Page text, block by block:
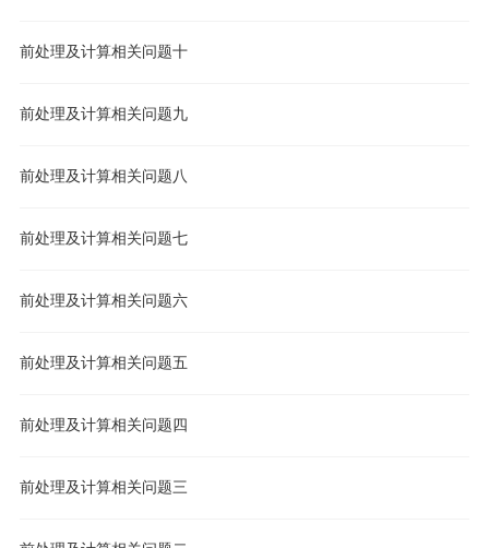
前处理及计算相关问题十
前处理及计算相关问题九
前处理及计算相关问题八
前处理及计算相关问题七
前处理及计算相关问题六
前处理及计算相关问题五
前处理及计算相关问题四
前处理及计算相关问题三